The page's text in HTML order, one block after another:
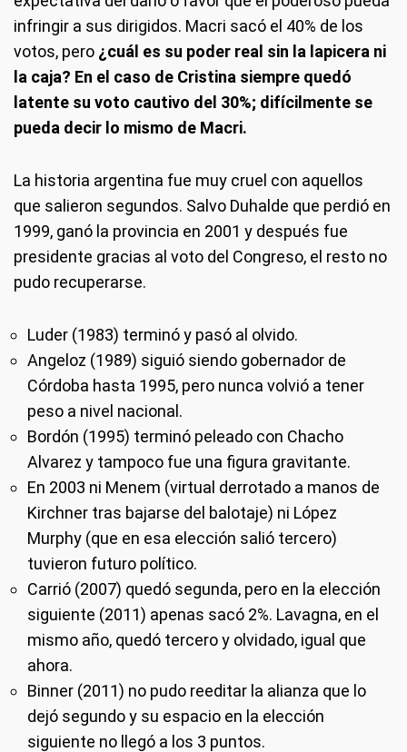
infringir a sus dirigidos. Macri sacó el 40% de los
votos, pero ¿cuál es su poder real sin la lapicera ni
la caja? En el caso de Cristina siempre quedó
latente su voto cautivo del 30%; difícilmente se
pueda decir lo mismo de Macri.
La historia argentina fue muy cruel con aquellos
que salieron segundos. Salvo Duhalde que perdió en
1999, ganó la provincia en 2001 y después fue
presidente gracias al voto del Congreso, el resto no
pudo recuperarse.
Luder (1983) terminó y pasó al olvido.
Angeloz (1989) siguió siendo gobernador de
Córdoba hasta 1995, pero nunca volvió a tener
peso a nivel nacional.
Bordón (1995) terminó peleado con Chacho
Alvarez y tampoco fue una figura gravitante.
En 2003 ni Menem (virtual derrotado a manos de
Kirchner tras bajarse del balotaje) ni López
Murphy (que en esa elección salió tercero)
tuvieron futuro político.
Carrió (2007) quedó segunda, pero en la elección
siguiente (2011) apenas sacó 2%. Lavagna, en el
mismo año, quedó tercero y olvidado, igual que
ahora.
Binner (2011) no pudo reeditar la alianza que lo
dejó segundo y su espacio en la elección
siguiente no llegó a los 3 puntos.